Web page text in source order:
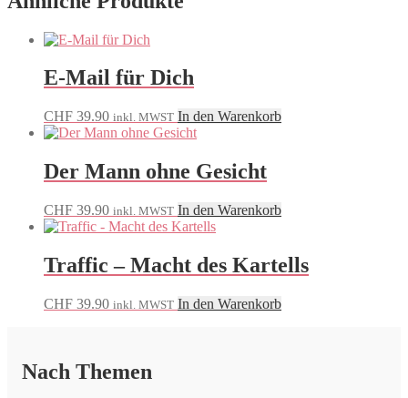
E-Mail für Dich
CHF 39.90 inkl. MWST In den Warenkorb
Der Mann ohne Gesicht
CHF 39.90 inkl. MWST In den Warenkorb
Traffic – Macht des Kartells
CHF 39.90 inkl. MWST In den Warenkorb
Nach Themen